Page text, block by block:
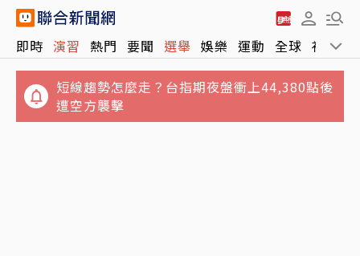
即時 演習 熱門 要聞 選舉 娛樂 運動 全球 社會
短線趨勢怎麼走？台指期夜盤衝上44,380點後
遭空方襲擊